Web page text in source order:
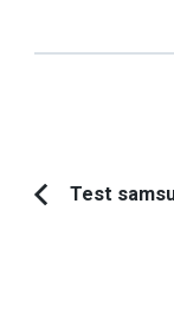
Article
Test